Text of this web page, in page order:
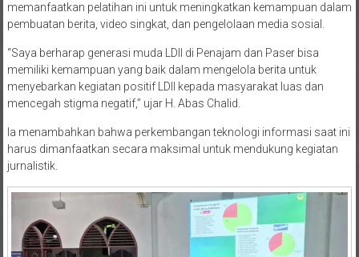
memanfaatkan pelatihan ini untuk meningkatkan kemampuan dalam
pembuatan berita, video singkat, dan pengelolaan media sosial.
“Saya berharap generasi muda LDII di Penajam dan Paser bisa
memiliki kemampuan yang baik dalam mengelola berita untuk
menyebarkan kegiatan positif LDII kepada masyarakat luas dan
mencegah stigma negatif,” ujar H. Abas Chalid.
Ia menambahkan bahwa perkembangan teknologi informasi saat ini
harus dimanfaatkan secara maksimal untuk mendukung kegiatan
jurnalistik.